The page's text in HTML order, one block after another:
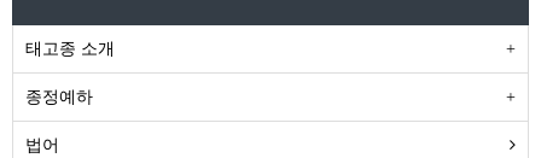
태고종 소개
종정예하
법어